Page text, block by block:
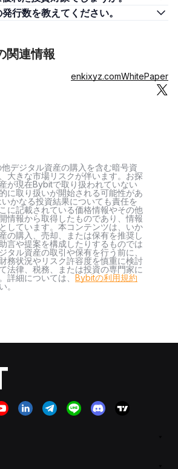
発行数を教えてください。
関連情報
enkixyz.comWhitePaper
デジタル資産の購入を含む暗号資
大きな市場リスクが伴います。お探
が現在Bybitで取り扱われていない
に取り扱いが開始される可能性があ
かなる投資結果についても責任を
に記載されている価格情報やその他
情報から取得したものであり、情報
しています。本コンテンツは、いか
の購入、売却、または保有を推奨し
言や提案を構成したりするものでは
タル資産の取引や保有を行う前に、
務状況やリスク許容度を慎重に検討
法律、税務、または投資の専門家に
詳細については、 Bybitの利用規約
。